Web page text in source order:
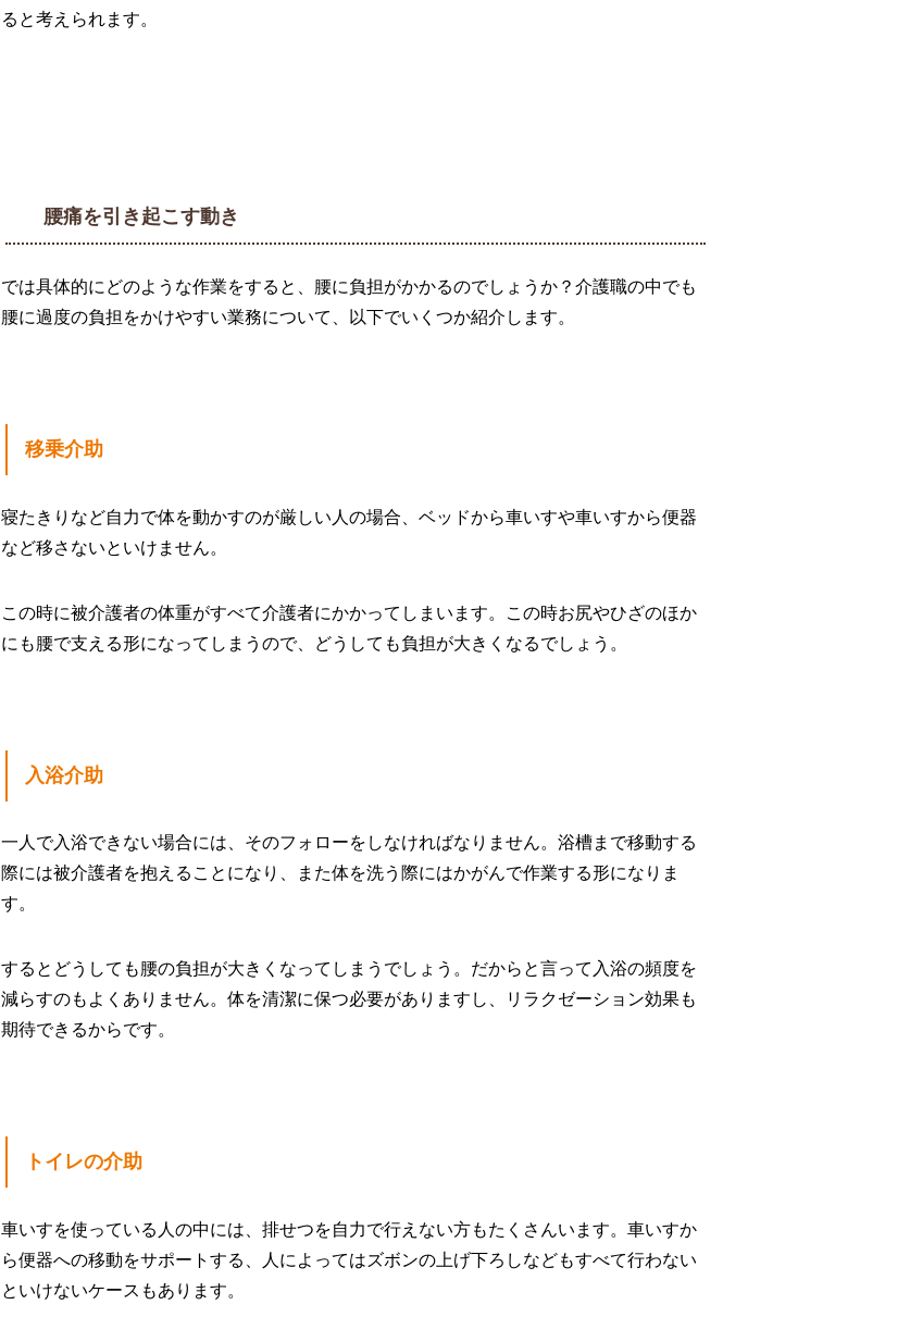
ると考えられます。
腰痛を引き起こす動き
では具体的にどのような作業をすると、腰に負担がかかるのでしょうか？介護職の中でも
腰に過度の負担をかけやすい業務について、以下でいくつか紹介します。
移乗介助
寝たきりなど自力で体を動かすのが厳しい人の場合、ベッドから車いすや車いすから便器
など移さないといけません。
この時に被介護者の体重がすべて介護者にかかってしまいます。この時お尻やひざのほか
にも腰で支える形になってしまうので、どうしても負担が大きくなるでしょう。
入浴介助
一人で入浴できない場合には、そのフォローをしなければなりません。浴槽まで移動する
際には被介護者を抱えることになり、また体を洗う際にはかがんで作業する形になりま
す。
するとどうしても腰の負担が大きくなってしまうでしょう。だからと言って入浴の頻度を
減らすのもよくありません。体を清潔に保つ必要がありますし、リラクゼーション効果も
期待できるからです。
トイレの介助
車いすを使っている人の中には、排せつを自力で行えない方もたくさんいます。車いすか
ら便器への移動をサポートする、人によってはズボンの上げ下ろしなどもすべて行わない
といけないケースもあります。